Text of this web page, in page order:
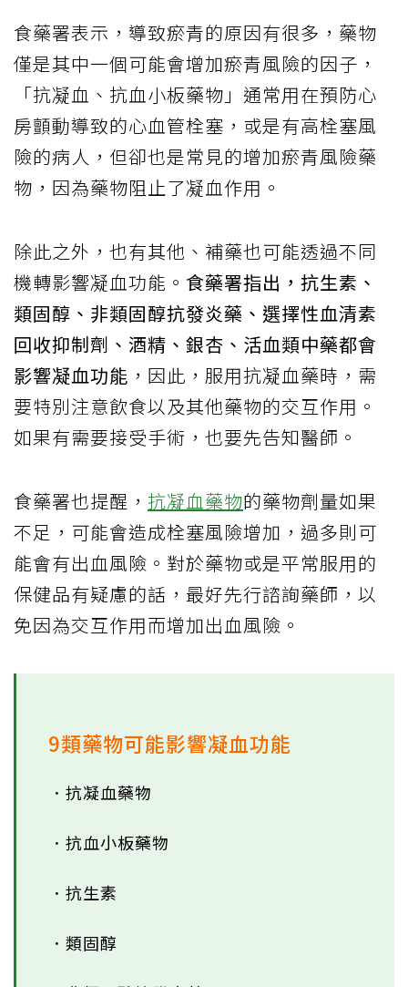
食藥署表示，導致瘀青的原因有很多，藥物
僅是其中一個可能會增加瘀青風險的因子，
「抗凝血、抗血小板藥物」通常用在預防心
房顫動導致的心血管栓塞，或是有高栓塞風
險的病人，但卻也是常見的增加瘀青風險藥
物，因為藥物阻止了凝血作用。
除此之外，也有其他、補藥也可能透過不同
機轉影響凝血功能。 食藥署指出，抗生素、
類固醇、非類固醇抗發炎藥、選擇性血清素
回收抑制劑、酒精、銀杏、活血類中藥都會
影響凝血功能 ，因此，服用抗凝血藥時，需
要特別注意飲食以及其他藥物的交互作用。
如果有需要接受手術，也要先告知醫師。
食藥署也提醒， 抗凝血藥物的藥物劑量如果
不足，可能會造成栓塞風險增加，過多則可
能會有出血風險。對於藥物或是平常服用的
保健品有疑慮的話，最好先行諮詢藥師，以
免因為交互作用而增加出血風險。
9類藥物可能影響凝血功能
．抗凝血藥物
．抗血小板藥物
．抗生素
．類固醇